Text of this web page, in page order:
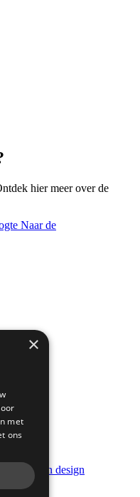
hier meer over de
Naar de
media en design
×
met
ons